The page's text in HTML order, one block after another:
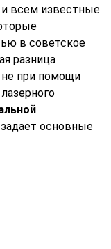
всем известные
в советское
разница
не при помощи
основные